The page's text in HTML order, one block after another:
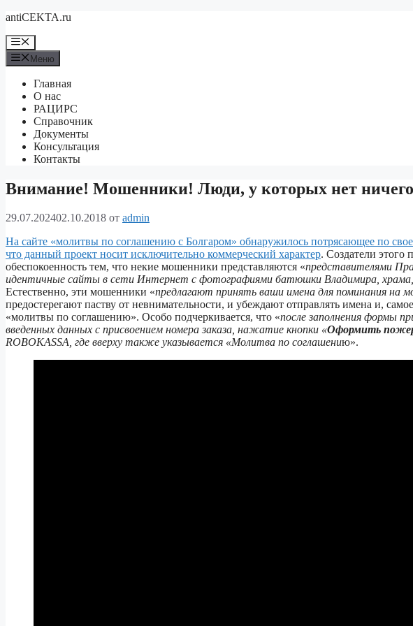
Перейти
содержимому
antiCEKTA.ru
Меню
Меню
Главная
О нас
РАЦИРС
Справочник
Документы
Консультация
Контакты
Внимание! Мошенники! Люди, у которых нет ничего
29.07.202402.10.2018 от admin
На сайте «молитвы по соглашению с Болгаром» обнаружилось потрясающее по
что данный проект носит исключительно коммерческий характер. Создатели
обеспокоенность тем, что некие мошенники представляются «представителями
идентичные сайты в сети Интернет с фотографиями батюшки Владимира, храма,
Естественно, эти мошенники «предлагают принять ваши имена для поминания на
предостерегают паству от невнимательности, и убеждают отправлять имена и,
«молитвы по соглашению». Особо подчеркивается, что «после заполнения формы
введенных данных с присвоением номера заказа, нажатие кнопки «Оформить
ROBOKASSA, где вверху также указывается «Молитва по соглашению».